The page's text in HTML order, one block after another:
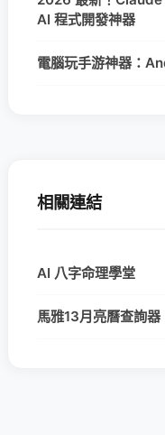
AI 程式開發神器
電腦玩手游神器：
相關連結
AI 八字命理學堂
馬雅13月亮曆查詢器